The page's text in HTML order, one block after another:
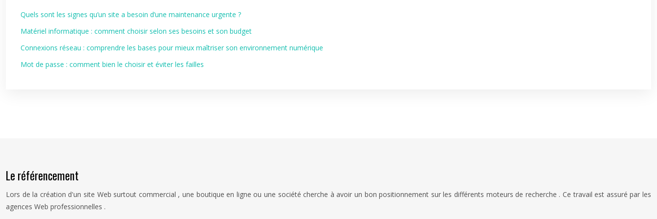
Quels sont les signes qu’un site a besoin d’une maintenance urgente ?
Matériel informatique : comment choisir selon ses besoins et son budget
Connexions réseau : comprendre les bases pour mieux maîtriser son environnement numérique
Mot de passe : comment bien le choisir et éviter les failles
Le référencement
Lors de la création d'un site Web surtout commercial , une boutique en ligne ou une société cherche à avoir un bon positionnement sur les différents moteurs de recherche . Ce travail est assuré par les
agences Web professionnelles .